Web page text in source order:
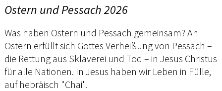
Ostern und Pessach 2026
Was haben Ostern und Pessach gemeinsam? An
Ostern erfüllt sich Gottes Verheißung von Pessach –
die Rettung aus Sklaverei und Tod – in Jesus Christus
für alle Nationen. In Jesus haben wir Leben in Fülle,
auf hebräisch "Chai".